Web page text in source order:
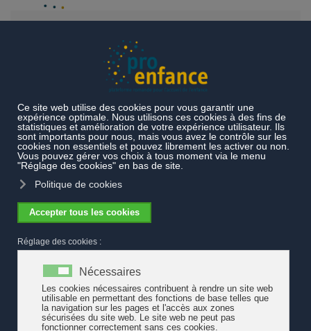
Documentation
Documentation
Accueil parascolaire - Premier
recensement de la documentation
disponible
pro enfance
propose un premier recensement de la
documentation disponible dans le domaine de l’accueil
parascolaire. Celui-ci regroupe des documents relatifs à la
Suisse romande, à l’ensemble du pays ainsi que sur le plan
international. Ce recensement n’a pas la prétention d’être